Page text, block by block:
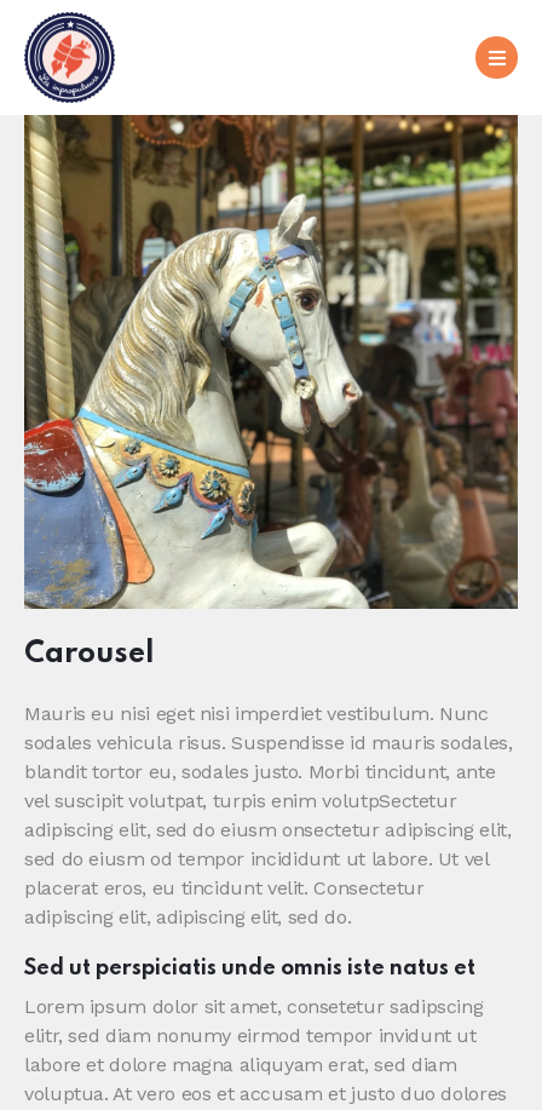
Carousel
Mauris eu nisi eget nisi imperdiet vestibulum. Nunc
sodales vehicula risus. Suspendisse id mauris sodales,
blandit tortor eu, sodales justo. Morbi tincidunt, ante
vel suscipit volutpat, turpis enim volutpSectetur
adipiscing elit, sed do eiusm onsectetur adipiscing elit,
sed do eiusm od tempor incididunt ut labore. Ut vel
placerat eros, eu tincidunt velit. Consectetur
adipiscing elit, adipiscing elit, sed do.
Sed ut perspiciatis unde omnis iste natus et
Lorem ipsum dolor sit amet, consetetur sadipscing
elitr, sed diam nonumy eirmod tempor invidunt ut
labore et dolore magna aliquyam erat, sed diam
voluptua. At vero eos et accusam et justo duo dolores